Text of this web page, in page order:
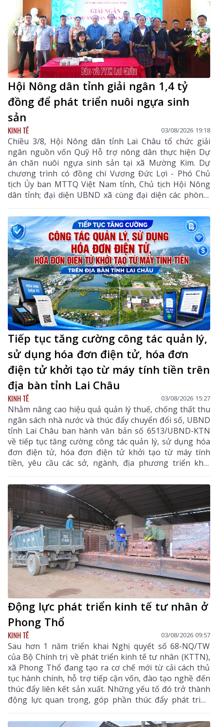
Hội Nông dân tỉnh giải ngân 1,4 tỷ
đồng để phát triển nuôi ngựa sinh
sản
KINH TẾ 03/08/2026 19:18
Chiều 3/8, Hội Nông dân tỉnh Lai Châu tổ chức giải
ngân nguồn vốn Quỹ Hỗ trợ nông dân thực hiện Dự
án chăn nuôi ngựa sinh sản tại xã Mường Kim. Dự
chương trình có đồng chí Vương Đức Lợi - Phó Chủ
tịch Ủy ban MTTQ Việt Nam tỉnh, Chủ tịch Hội Nông
dân tỉnh; đại diện UBND xã cùng đại diện các phòng,
ban chuyên môn, Hội Nông dân xã và các hội viên
tham gia dự án.
Tiếp tục tăng cường công tác quản lý,
sử dụng hóa đơn điện tử, hóa đơn
điện tử khởi tạo từ máy tính tiền trên
địa bàn tỉnh Lai Châu
KINH TẾ 03/08/2026 15:27
Nhằm nâng cao hiệu quả quản lý thuế, chống thất thu
ngân sách nhà nước và thúc đẩy chuyển đổi số, UBND
tỉnh Lai Châu ban hành văn bản số 6513/UBND-KTN
về tiếp tục tăng cường công tác quản lý, sử dụng hóa
đơn điện tử, hóa đơn điện tử khởi tạo từ máy tính
tiền, yêu cầu các sở, ngành, địa phương triển khai
đồng bộ các giải pháp nhằm nâng cao hiệu quả quản
lý thuế, chống thất thu ngân sách và thúc đẩy chuyển
đổi số trên địa bàn tỉnh.
Động lực phát triển kinh tế tư nhân ở
Phong Thổ
KINH TẾ 03/08/2026 09:57
Sau hơn 1 năm triển khai Nghị quyết số 68-NQ/TW
của Bộ Chính trị về phát triển kinh tế tư nhân (KTTN),
xã Phong Thổ đang tạo ra cơ chế mới từ cải cách thủ
tục hành chính, hỗ trợ tiếp cận vốn, đào tạo nghề đến
thúc đẩy liên kết sản xuất. Những yếu tố đó trở thành
động lực quan trọng, góp phần thúc đẩy phát triển
kinh tế - xã hội của vùng đất biên cương, từng bước
khẳng định rõ nét vai trò của KTTN.